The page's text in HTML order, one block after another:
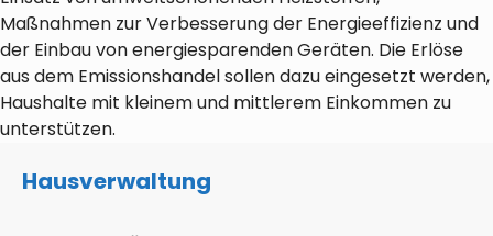
Maßnahmen zur Verbesserung der Energieeffizienz und
der Einbau von energiesparenden Geräten. Die Erlöse
aus dem Emissionshandel sollen dazu eingesetzt werden,
Haushalte mit kleinem und mittlerem Einkommen zu
unterstützen.
Hausverwaltung